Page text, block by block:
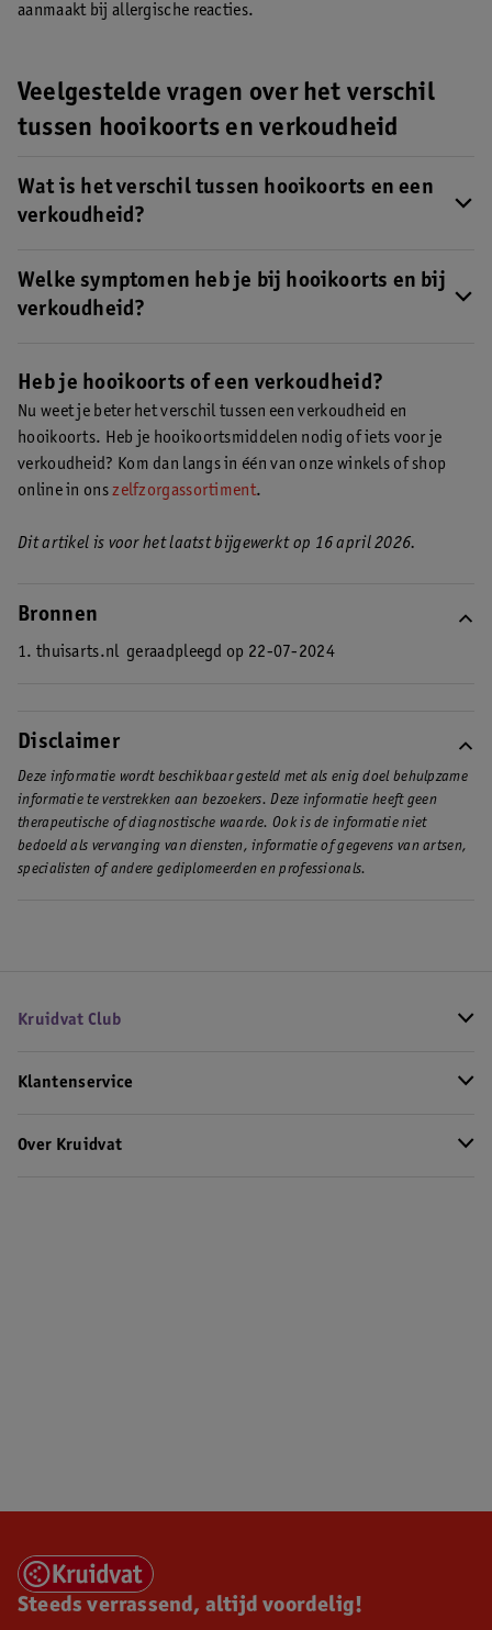
aanmaakt bij allergische reacties.
Veelgestelde vragen over het verschil
tussen hooikoorts en verkoudheid
Wat is het verschil tussen hooikoorts en een
verkoudheid?
verkoudheid wordt veroorzaakt door een virus en is
besmettelijk.Lees hier meer over het verschil tussen
Welke symptomen heb je bij hooikoorts en bij
verkoudheid?
hooikoorts kan je last hebben van tranende en jeukende ogen en
jeuk aan je neus. Bij verkoudheid kan je oorpijn, keelpijn en
koorts hebben. Symptomen als een verstopte neus, loopneus en
een droge keel kunnen voorkomen bij beide.
Heb je hooikoorts of een verkoudheid?
Nu weet je beter het verschil tussen een verkoudheid en
hooikoorts. Heb je hooikoortsmiddelen nodig of iets voor je
verkoudheid? Kom dan langs in één van onze winkels of shop
online in onszelfzorgassortiment.
Dit artikel is voor het laatst bijgewerkt op 16 april 2026.
Bronnen
1. thuisarts.nl geraadpleegd op 22-07-2024
Disclaimer
Deze informatie wordt beschikbaar gesteld met als enig doel behulpzame
informatie te verstrekken aan bezoekers. Deze informatie heeft geen
therapeutische of diagnostische waarde. Ook is de informatie niet
bedoeld als vervanging van diensten, informatie of gegevens van artsen,
specialisten of andere gediplomeerden en professionals.
Kruidvat Club
Klantenservice
Over Kruidvat
Steeds verrassend, altijd voordelig!